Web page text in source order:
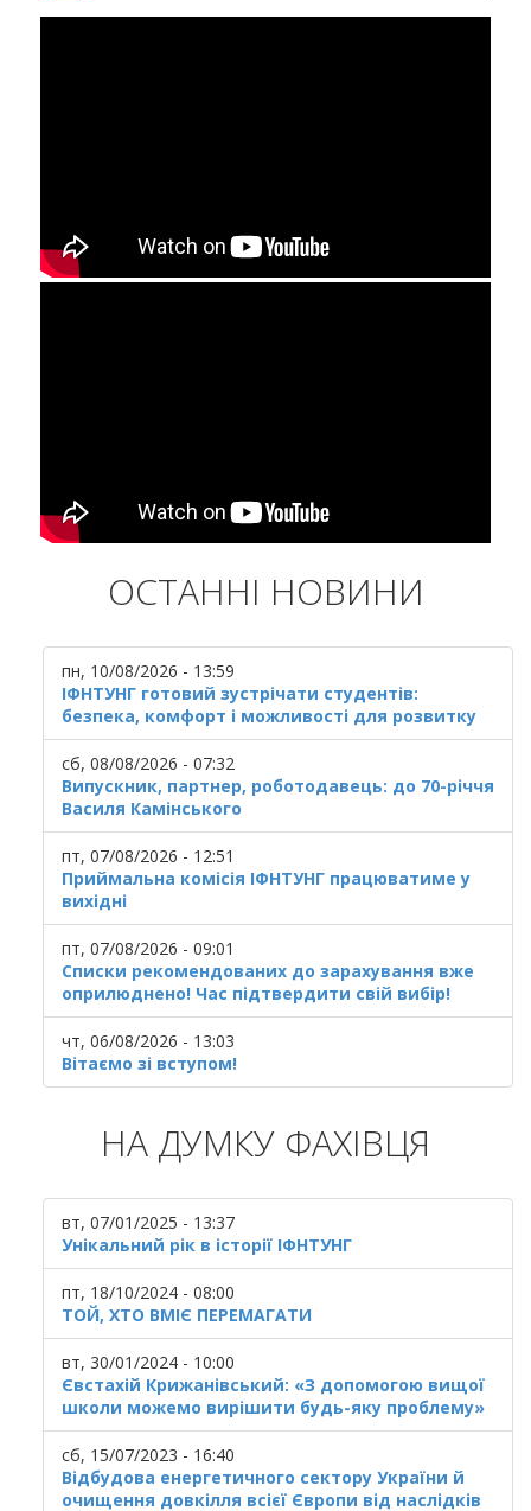
ОСТАННІ НОВИНИ
пн, 10/08/2026 - 13:59
ІФНТУНГ готовий зустрічати студентів:
безпека, комфорт і можливості для розвитку
сб, 08/08/2026 - 07:32
Випускник, партнер, роботодавець: до 70-річчя
Василя Камінського
пт, 07/08/2026 - 12:51
Приймальна комісія ІФНТУНГ працюватиме у
вихідні
пт, 07/08/2026 - 09:01
Списки рекомендованих до зарахування вже
оприлюднено! Час підтвердити свій вибір!
чт, 06/08/2026 - 13:03
Вітаємо зі вступом!
НА ДУМКУ ФАХІВЦЯ
вт, 07/01/2025 - 13:37
Унікальний рік в історії ІФНТУНГ
пт, 18/10/2024 - 08:00
ТОЙ, ХТО ВМІЄ ПЕРЕМАГАТИ
вт, 30/01/2024 - 10:00
Євстахій Крижанівський: «З допомогою вищої
школи можемо вирішити будь-яку проблему»
сб, 15/07/2023 - 16:40
Відбудова енергетичного сектору України й
очищення довкілля всієї Європи від наслідків